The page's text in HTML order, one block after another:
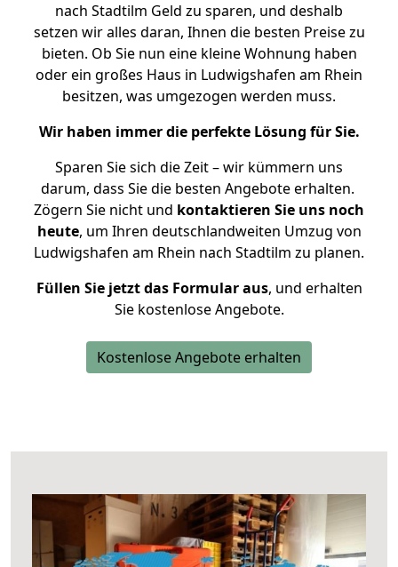
nach Stadtilm Geld zu sparen, und deshalb
setzen wir alles daran, Ihnen die besten Preise zu
bieten. Ob Sie nun eine kleine Wohnung haben
oder ein großes Haus in Ludwigshafen am Rhein
besitzen, was umgezogen werden muss.
Wir haben immer die perfekte Lösung für Sie.
Sparen Sie sich die Zeit – wir kümmern uns
darum, dass Sie die besten Angebote erhalten.
Zögern Sie nicht und kontaktieren Sie uns noch
heute, um Ihren deutschlandweiten Umzug von
Ludwigshafen am Rhein nach Stadtilm zu planen.
Füllen Sie jetzt das Formular aus, und erhalten
Sie kostenlose Angebote.
Kostenlose Angebote erhalten